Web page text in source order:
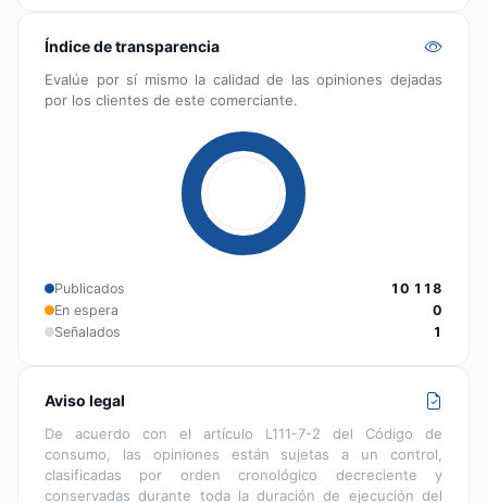
Índice de transparencia
Evalúe por sí mismo la calidad de las opiniones dejadas
por los clientes de este comerciante.
Publicados
10 118
En espera
0
Señalados
1
Aviso legal
De acuerdo con el artículo L111-7-2 del Código de
consumo, las opiniones están sujetas a un control,
clasificadas por orden cronológico decreciente y
conservadas durante toda la duración de ejecución del